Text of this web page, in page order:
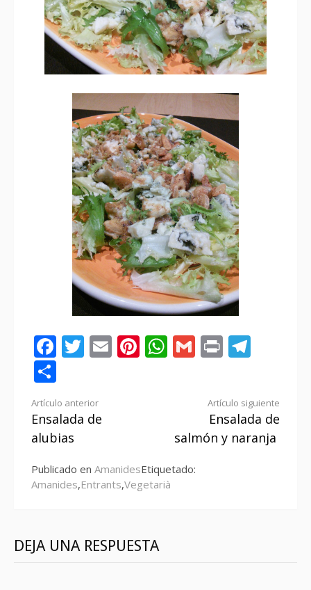
Facebook
Twitter
EmailPinterest
WhatsApp
Gmail
Print
Seguir
leyendo
Artículo anterior
Ensalada de
alubias
Artículo siguiente
Ensalada de
salmón y naranja
Publicado en AmanidesEtiquetado:
Amanides,Entrants,Vegetarià
DEJA UNA RESPUESTA